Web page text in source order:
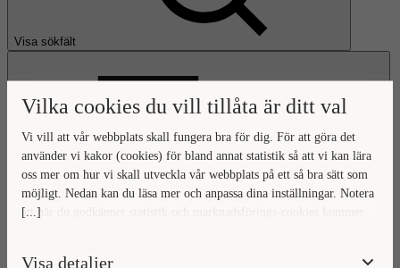
Vilka cookies du vill tillåta är ditt val
[...]
Vi vill att vår webbplats skall fungera bra för dig. För att göra det
använder vi kakor (cookies) för bland annat statistik så att vi kan lära
oss mer om hur vi skall utveckla vår webbplats på ett så bra sätt som
möjligt. Nedan kan du läsa mer och anpassa dina inställningar. Notera
att när du godkänner statistik och marknadsförings-cookies kommer
Visa detaljer
Visa sökfält
Gå till startsidan